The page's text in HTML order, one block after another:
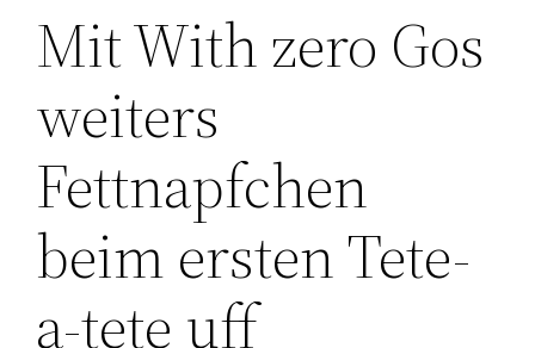
Mit With zero Gos
weiters
Fettnapfchen
beim ersten Tete-
a-tete uff